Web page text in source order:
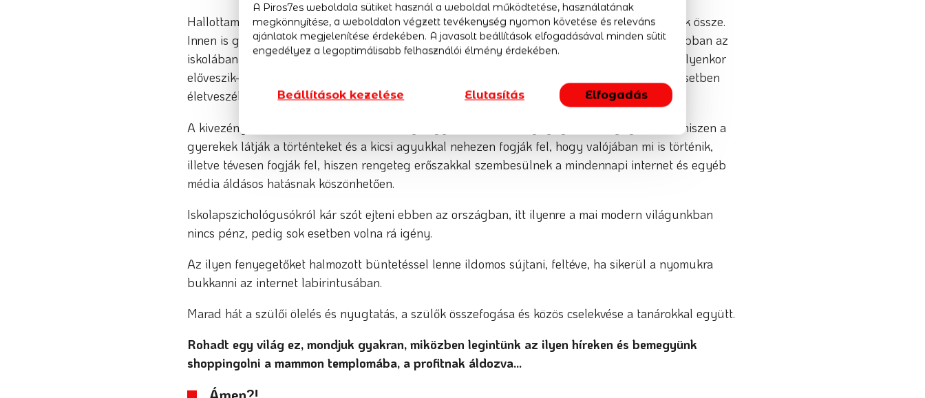
A Piros7es weboldala sütiket használ a weboldal működtetése, használatának
megkönnyítése, a weboldalon végzett tevékenység nyomon követése és releváns
ajánlatok megjelenítése érdekében. A javasolt beállítások elfogadásával minden sütit
engedélyez a legoptimálisabb felhasználói élmény érdekében.
Beállítások kezelése Elutasítás Elfogadás
Hallottam a minapi eset során olyat is, hogy a gyerekeket az iskola zárt udvarrészére terelték össze.
Innen is gratulálok az agyhalott intézkedőknek! Tegyük fel, hogy tényleg robban a bomba abban az
iskolában és „szépen” maga alá temeti a leomló fal a bezárt gyerekeket… Nem tudom, hogy ilyenkor
előveszik-e a tanárok a kötelező „evakuačny plán”-t vagy csak ad hoc módon döntenek, ez esetben
életveszélyesen.
A kivezényelt rendőrök és tűzoltók látványa egyszerre lehet megnyugtató és nyugtalanító, hiszen a
gyerekek látják a történteket és a kicsi agyukkal nehezen fogják fel, hogy valójában mi is történik,
illetve tévesen fogják fel, hiszen rengeteg erőszakkal szembesülnek a mindennapi internet és egyéb
média áldásos hatásnak köszönhetően.
Iskolapszichológusókról kár szót ejteni ebben az országban, itt ilyenre a mai modern világunkban
nincs pénz, pedig sok esetben volna rá igény.
Az ilyen fenyegetőket halmozott büntetéssel lenne ildomos sújtani, feltéve, ha sikerül a nyomukra
bukkanni az internet labirintusában.
Marad hát a szülői ölelés és nyugtatás, a szülők összefogása és közös cselekvése a tanárokkal együtt.
Rohadt egy világ ez, mondjuk gyakran, miközben legintünk az ilyen híreken és bemegyünk
shoppingolni a mammon templomába, a profitnak áldozva…
Ámen?!